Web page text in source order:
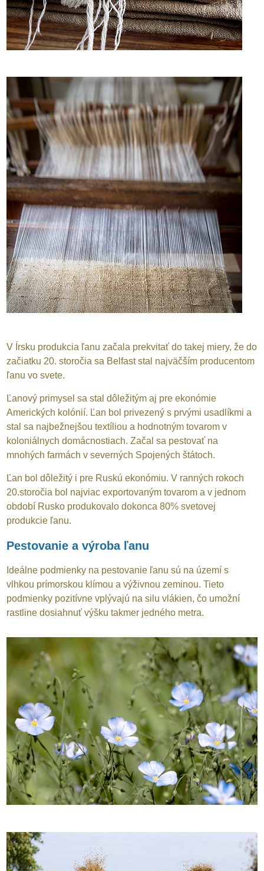
V Írsku produkcia ľanu začala prekvitať do takej miery, že do
začiatku 20. storočia sa Belfast stal najväčším producentom
ľanu vo svete.
Ľanový primysel sa stal dôležitým aj pre ekonómie
Amerických kolónií. Ľan bol privezený s prvými usadlíkmi a
stal sa najbežnejšou textíliou a hodnotným tovarom v
koloniálnych domácnostiach. Začal sa pestovať na
mnohých farmách v severných Spojených štátoch.
Ľan bol dôležitý i pre Ruskú ekonómiu. V ranných rokoch
20.storočia bol najviac exportovaným tovarom a v jednom
období Rusko produkovalo dokonca 80% svetovej
produkcie ľanu.
Pestovanie a výroba ľanu
Ideálne podmienky na pestovanie ľanu sú na území s
vlhkou prímorskou klímou a výživnou zeminou. Tieto
podmienky pozitívne vplývajú na silu vlákien, čo umožní
rastline dosiahnuť výšku takmer jedného metra.